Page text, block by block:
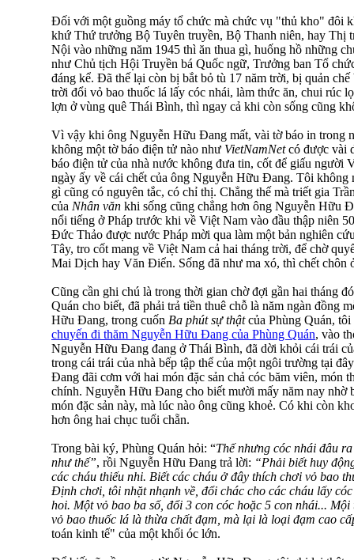
Đối với một guồng máy tổ chức mà chức vụ "thủ kho" đôi
khứ Thứ trưởng Bộ Tuyên truyền, Bộ Thanh niên, hay Thị
Nội vào những năm 1945 thì ăn thua gì, huống hồ những
như Chủ tịch Hội Truyền bá Quốc ngữ, Trưởng ban Tổ
đáng kể. Đã thế lại còn bị bắt bỏ tù 17 năm trời, bị quản chế
trời đổi vỏ bao thuốc lá lấy cóc nhái, làm thức ăn, chui rúc
lợn ở vùng quê Thái Bình, thì ngay cả khi còn sống cũng
Vì vậy khi ông Nguyễn Hữu Đang mất, vài tờ báo in trong
không một tờ báo điện tử nào như VietNamNetcó được vài
báo điện tử của nhà nước không đưa tin, cốt để giấu người
ngày ấy về cái chết của ông Nguyễn Hữu Đang. Tôi không
gì cũng có nguyên tắc, có chỉ thị. Chẳng thế mà triết gia
của Nhân văn khi sống cũng chẳng hơn ông Nguyễn Hữu
nổi tiếng ở Pháp trước khi về Việt Nam vào đầu thập niên
Đức Thảo được nước Pháp mời qua làm một bản nghiên
Tây, tro cốt mang về Việt Nam cả hai tháng trời, để chờ
Mai Dịch hay Văn Điển. Sống đã như ma xó, thì chết chôn
Cũng cần ghi chú là trong thời gian chờ đợi gần hai tháng
Quán cho biết, đã phải trả tiền thuê chỗ là năm ngàn đồng
Hữu Đang, trong cuốn Ba phút sự thậtcủa Phùng Quán,
chuyến đi thăm Nguyễn Hữu Đang của Phùng Quán, vào
Nguyễn Hữu Đang đang ở Thái Bình, đã dời khỏi cái trái
trong cái trái của nhà bếp tập thể của một ngôi trường tại
Đang đãi cơm với hai món đặc sản chả cóc băm viên, món
chính. Nguyễn Hữu Đang cho biết mười mấy năm nay nhờ
món đặc sản này, mà lúc nào ông cũng khoẻ. Có khi còn
hơn ông hai chục tuổi chẵn.
Trong bài ký, Phùng Quán hỏi: “Thế nhưng cóc nhái đâu
như thế”, rồi Nguyễn Hữu Đang trả lời: “Phải biết huy
các cháu thiếu nhi. Biết các cháu ở đây thích chơi vỏ bao
Định chơi, tôi nhặt nhạnh về, đổi chác cho các cháu lấy
hoi. Một vỏ bao ba số, đổi 3 con cóc hoặc 5 con nhái...
vỏ bao thuốc lá là thừa chất đạm, mà lại là loại đạm cao
toán kinh tế" của một khối óc lớn.